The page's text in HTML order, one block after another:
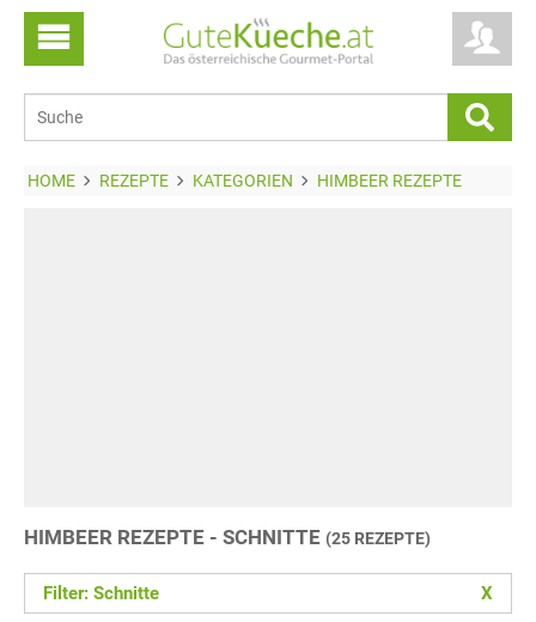
HOME REZEPTE KATEGORIEN HIMBEER REZEPTE
HIMBEER REZEPTE - SCHNITTE (25 REZEPTE)
Filter: Schnitte X